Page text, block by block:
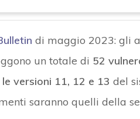
di maggio 2023: gli
un totale di 52
versioni 11, 12 e 13 del
saranno quelli della